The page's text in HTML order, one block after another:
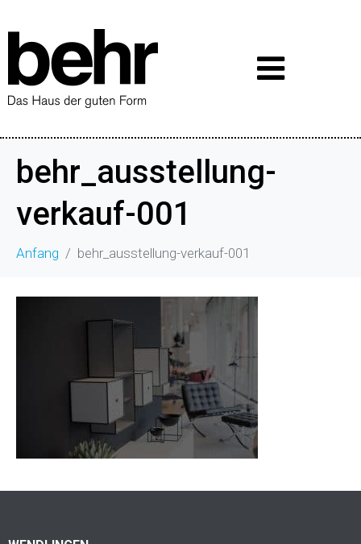
behr_ausstellung-
verkauf-001
Anfang behr_ausstellung-verkauf-001